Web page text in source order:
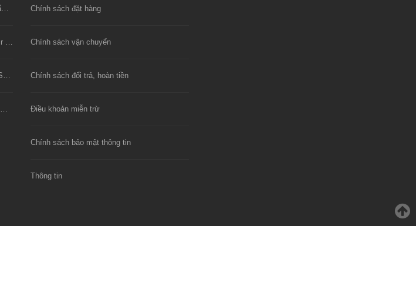
Kem nền trang điểm, chống nắng, dưỡng ẩm - BB Cream SPF30 PA++
Dầu xả phục hồi hư tổn - Atomy Herbal Hair Conditioner
Mặt nạ lụa tơ tằm dưỡng trắng - Atomy 7 Solutions Gel Mask
Viên dầu cá hồi tự nhiên vùng Alaska - Atomy Alaska E-Omega 3
Chính sách đặt hàng
Chính sách vận chuyển
Chính sách đổi trả, hoàn tiền
Điều khoản miễn trừ
Chính sách bảo mật thông tin
Thông tin